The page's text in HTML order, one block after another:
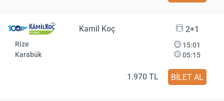
Kamil Koç 2+1
Rize
Karabük
15:01
05:15
1.970 TL BİLET AL